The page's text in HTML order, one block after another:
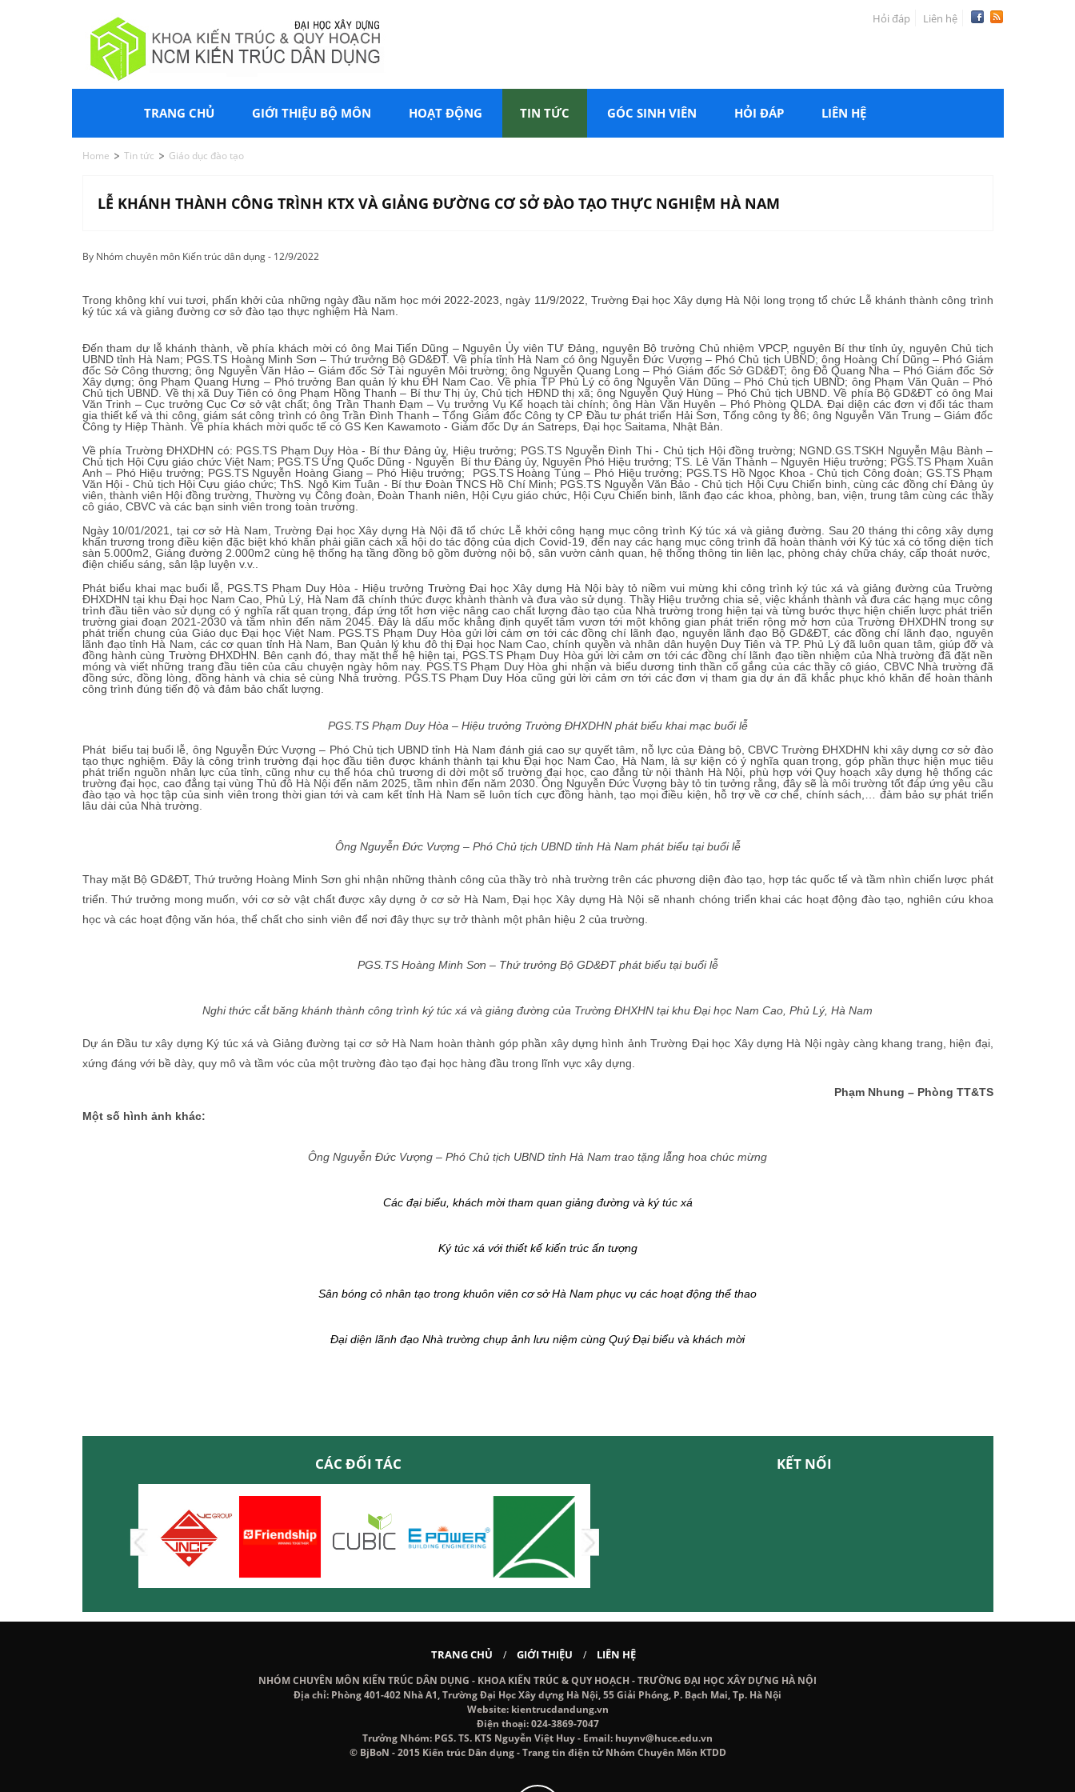
Hỏi đáp Liên hệ
TRANG CHỦ GIỚI THIỆU BỘ MÔN HOẠT ĐỘNG TIN TỨC GÓC SINH VIÊN HỎI ĐÁP LIÊN HỆ
Home Tin tức Giáo dục đào tạo
LỄ KHÁNH THÀNH CÔNG TRÌNH KTX VÀ GIẢNG ĐƯỜNG CƠ SỞ ĐÀO TẠO THỰC NGHIỆM HÀ NAM
By Nhóm chuyên môn Kiến trúc dân dụng - 12/9/2022
Trong không khí vui tươi, phấn khởi của những ngày đầu năm học mới 2022-2023, ngày 11/9/2022, Trường Đại học Xây dựng Hà Nội long trọng tổ chức Lễ khánh thành công trình
ký túc xá và giảng đường cơ sở đào tạo thực nghiệm Hà Nam.
Đến tham dự lễ khánh thành, về phía khách mời có ông Mai Tiến Dũng – Nguyên Ủy viên TƯ Đảng, nguyên Bộ trưởng Chủ nhiệm VPCP, nguyên Bí thư tỉnh ủy, nguyên Chủ tịch
UBND tỉnh Hà Nam; PGS.TS Hoàng Minh Sơn – Thứ trưởng Bộ GD&ĐT. Về phía tỉnh Hà Nam có ông Nguyễn Đức Vượng – Phó Chủ tịch UBND; ông Hoàng Chí Dũng – Phó Giám
đốc Sở Công thương; ông Nguyễn Văn Hảo – Giám đốc Sở Tài nguyên Môi trường; ông Nguyễn Quang Long – Phó Giám đốc Sở GD&ĐT; ông Đỗ Quang Nha – Phó Giám đốc Sở
Xây dựng; ông Phạm Quang Hưng – Phó trưởng Ban quản lý khu ĐH Nam Cao. Về phía TP Phủ Lý có ông Nguyễn Văn Dũng – Phó Chủ tịch UBND; ông Phạm Văn Quân – Phó
Chủ tịch UBND. Về thị xã Duy Tiên có ông Phạm Hồng Thanh – Bí thư Thị ủy, Chủ tịch HĐND thị xã; ông Nguyễn Quý Hùng – Phó Chủ tịch UBND. Về phía Bộ GD&ĐT có ông Mai
Văn Trinh – Cục trưởng Cục Cơ sở vật chất; ông Trần Thanh Đạm – Vụ trưởng Vụ Kế hoạch tài chính; ông Hàn Văn Huyên – Phó Phòng QLDA. Đại diện các đơn vị đối tác tham
gia thiết kế và thi công, giám sát công trình có ông Trần Đình Thanh – Tổng Giám đốc Công ty CP Đầu tư phát triển Hải Sơn, Tổng công ty 86; ông Nguyễn Văn Trung – Giám đốc
Công ty Hiệp Thành. Về phía khách mời quốc tế có GS Ken Kawamoto - Giám đốc Dự án Satreps, Đại học Saitama, Nhật Bản.
Về phía Trường ĐHXDHN có: PGS.TS Phạm Duy Hòa - Bí thư Đảng ủy, Hiệu trưởng; PGS.TS Nguyễn Đình Thi - Chủ tịch Hội đồng trường; NGND.GS.TSKH Nguyễn Mậu Bành –
Chủ tịch Hội Cựu giáo chức Việt Nam; PGS.TS Ứng Quốc Dũng - Nguyễn Bí thư Đảng ủy, Nguyên Phó Hiệu trưởng; TS. Lê Văn Thành – Nguyên Hiệu trưởng; PGS.TS Phạm Xuân
Anh – Phó Hiệu trưởng; PGS.TS Nguyễn Hoàng Giang – Phó Hiệu trưởng; PGS.TS Hoàng Tùng – Phó Hiệu trưởng; PGS.TS Hồ Ngọc Khoa - Chủ tịch Công đoàn; GS.TS Phạm
Văn Hội - Chủ tịch Hội Cựu giáo chức; ThS. Ngô Kim Tuân - Bí thư Đoàn TNCS Hồ Chí Minh; PGS.TS Nguyễn Văn Bảo - Chủ tịch Hội Cựu Chiến binh, cùng các đồng chí Đảng ủy
viên, thành viên Hội đồng trường, Thường vụ Công đoàn, Đoàn Thanh niên, Hội Cựu giáo chức, Hội Cựu Chiến binh, lãnh đạo các khoa, phòng, ban, viện, trung tâm cùng các thầy
cô giáo, CBVC và các bạn sinh viên trong toàn trường.
Ngày 10/01/2021, tại cơ sở Hà Nam, Trường Đại học Xây dựng Hà Nội đã tổ chức Lễ khởi công hạng mục công trình Ký túc xá và giảng đường. Sau 20 tháng thi công xây dựng
khẩn trương trong điều kiện đặc biệt khó khăn phải giãn cách xã hội do tác động của dịch Covid-19, đến nay các hạng mục công trình đã hoàn thành với Ký túc xá có tổng diện tích
sàn 5.000m2, Giảng đường 2.000m2 cùng hệ thống hạ tầng đồng bộ gồm đường nội bộ, sân vườn cảnh quan, hệ thống thông tin liên lạc, phòng cháy chữa cháy, cấp thoát nước,
điện chiếu sáng, sân lập luyện v.v..
Phát biểu khai mạc buổi lễ, PGS.TS Phạm Duy Hòa - Hiệu trưởng Trường Đại học Xây dựng Hà Nội bày tỏ niềm vui mừng khi công trình ký túc xá và giảng đường của Trường
ĐHXDHN tại khu Đại học Nam Cao, Phủ Lý, Hà Nam đã chính thức được khành thành và đưa vào sử dụng. Thầy Hiệu trưởng chia sẻ, việc khánh thành và đưa các hạng mục công
trình đầu tiên vào sử dụng có ý nghĩa rất quan trọng, đáp ứng tốt hơn việc nâng cao chất lượng đào tạo của Nhà trường trong hiện tại và từng bước thực hiện chiến lược phát triển
trường giai đoạn 2021-2030 và tầm nhìn đến năm 2045. Đây là dấu mốc khẳng định quyết tâm vươn tới một không gian phát triển rộng mở hơn của Trường ĐHXDHN trong sự
phát triển chung của Giáo dục Đại học Việt Nam. PGS.TS Phạm Duy Hòa gửi lời cảm ơn tới các đồng chí lãnh đạo, nguyên lãnh đạo Bộ GD&ĐT, các đồng chí lãnh đạo, nguyên
lãnh đạo tỉnh Hà Nam, các cơ quan tỉnh Hà Nam, Ban Quản lý khu đô thị Đại học Nam Cao, chính quyền và nhân dân huyện Duy Tiên và TP. Phủ Lý đã luôn quan tâm, giúp đỡ và
đồng hành cùng Trường ĐHXDHN. Bên cạnh đó, thay mặt thế hệ hiện tại, PGS.TS Phạm Duy Hòa gửi lời cảm ơn tới các đồng chí lãnh đạo tiền nhiệm của Nhà trường đã đặt nền
móng và viết những trang đầu tiên của câu chuyện ngày hôm nay. PGS.TS Phạm Duy Hòa ghi nhận và biểu dương tinh thần cố gắng của các thầy cô giáo, CBVC Nhà trường đã
đồng sức, đồng lòng, đồng hành và chia sẻ cùng Nhà trường. PGS.TS Phạm Duy Hòa cũng gửi lời cảm ơn tới các đơn vị tham gia dự án đã khắc phục khó khăn để hoàn thành
công trình đúng tiến độ và đảm bảo chất lượng.
PGS.TS Phạm Duy Hòa – Hiệu trưởng Trường ĐHXDHN phát biểu khai mạc buổi lễ
Phát biểu taị buổi lễ, ông Nguyễn Đức Vượng – Phó Chủ tịch UBND tỉnh Hà Nam đánh giá cao sự quyết tâm, nỗ lực của Đảng bộ, CBVC Trường ĐHXDHN khi xây dựng cơ sở đào
tạo thực nghiệm. Đây là công trình trường đại học đầu tiên được khánh thành tại khu Đại học Nam Cao, Hà Nam, là sự kiện có ý nghĩa quan trọng, góp phần thực hiện mục tiêu
phát triển nguồn nhân lực của tỉnh, cũng như cụ thể hóa chủ trương di dời một số trường đại học, cao đẳng từ nội thành Hà Nội, phù hợp với Quy hoạch xây dựng hệ thống các
trường đại học, cao đẳng tại vùng Thủ đô Hà Nội đến năm 2025, tầm nhìn đến năm 2030. Ông Nguyễn Đức Vượng bày tỏ tin tưởng rằng, đây sẽ là môi trường tốt đáp ứng yêu cầu
đào tạo và học tập của sinh viên trong thời gian tới và cam kết tỉnh Hà Nam sẽ luôn tích cực đồng hành, tạo mọi điều kiện, hỗ trợ về cơ chế, chính sách,… đảm bảo sự phát triển
lâu dài của Nhà trường.
Ông Nguyễn Đức Vượng – Phó Chủ tịch UBND tỉnh Hà Nam phát biểu tại buổi lễ
Thay mặt Bộ GD&ĐT, Thứ trưởng Hoàng Minh Sơn ghi nhận những thành công của thầy trò nhà trường trên các phương diện đào tạo, hợp tác quốc tế và tầm nhìn chiến lược phát
triển. Thứ trưởng mong muốn, với cơ sở vật chất được xây dựng ở cơ sở Hà Nam, Đại học Xây dựng Hà Nội sẽ nhanh chóng triển khai các hoạt động đào tạo, nghiên cứu khoa
học và các hoạt động văn hóa, thể chất cho sinh viên để nơi đây thực sự trở thành một phân hiệu 2 của trường.
PGS.TS Hoàng Minh Sơn – Thứ trưởng Bộ GD&ĐT phát biểu tại buổi lễ
Nghi thức cắt băng khánh thành công trình ký túc xá và giảng đường của Trường ĐHXHN tại khu Đại học Nam Cao, Phủ Lý, Hà Nam
Dự án Đầu tư xây dựng Ký túc xá và Giảng đường tại cơ sở Hà Nam hoàn thành góp phần xây dựng hình ảnh Trường Đại học Xây dựng Hà Nội ngày càng khang trang, hiện đại,
xứng đáng với bề dày, quy mô và tầm vóc của một trường đào tạo đại học hàng đầu trong lĩnh vực xây dựng.
Phạm Nhung – Phòng TT&TS
Một số hình ảnh khác:
Ông Nguyễn Đức Vượng – Phó Chủ tịch UBND tỉnh Hà Nam trao tặng lẵng hoa chúc mừng
Các đại biểu, khách mời tham quan giảng đường và ký túc xá
Ký túc xá với thiết kế kiến trúc ấn tượng
Sân bóng cỏ nhân tạo trong khuôn viên cơ sở Hà Nam phục vụ các hoạt động thể thao
Đại diện lãnh đạo Nhà trường chụp ảnh lưu niệm cùng Quý Đại biểu và khách mời
CÁC ĐỐI TÁC KẾT NỐI
TRANG CHỦ / GIỚI THIỆU / LIÊN HỆ
NHÓM CHUYÊN MÔN KIẾN TRÚC DÂN DỤNG - KHOA KIẾN TRÚC & QUY HOẠCH - TRƯỜNG ĐẠI HỌC XÂY DỰNG HÀ NỘI
Địa chỉ: Phòng 401-402 Nhà A1, Trường Đại Học Xây dựng Hà Nội, 55 Giải Phóng, P. Bạch Mai, Tp. Hà Nội
Website: kientrucdandung.vn
Điện thoại: 024-3869-7047
Trưởng Nhóm: PGS. TS. KTS Nguyễn Việt Huy - Email: huynv@huce.edu.vn
© BjBoN - 2015 Kiến trúc Dân dụng - Trang tin điện tử Nhóm Chuyên Môn KTDD